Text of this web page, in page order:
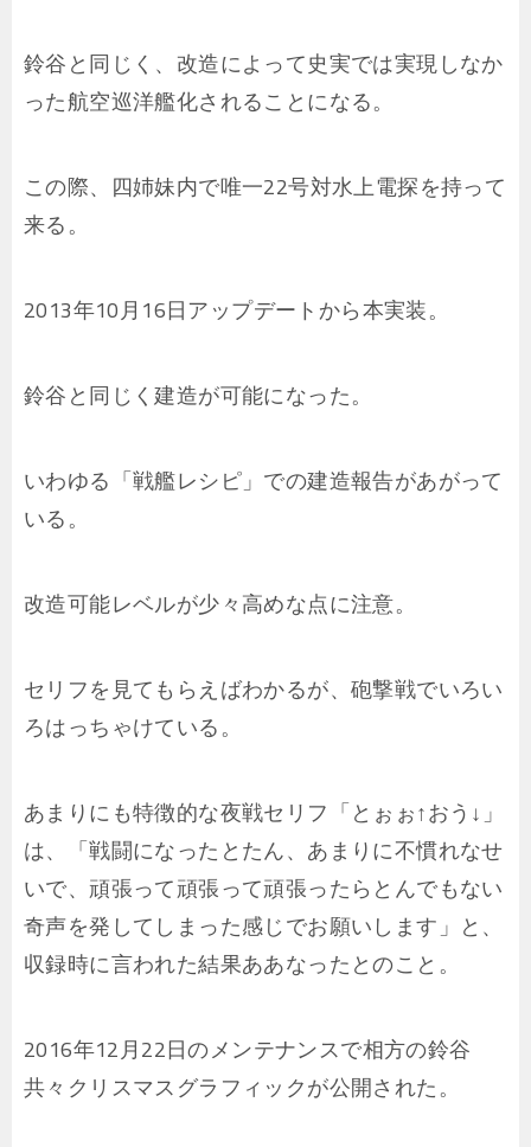
鈴谷と同じく、改造によって史実では実現しなか
った航空巡洋艦化されることになる。
この際、四姉妹内で唯一22号対水上電探を持って
来る。
2013年10月16日アップデートから本実装。
鈴谷と同じく建造が可能になった。
いわゆる「戦艦レシピ」での建造報告があがって
いる。
改造可能レベルが少々高めな点に注意。
セリフを見てもらえばわかるが、砲撃戦でいろい
ろはっちゃけている。
あまりにも特徴的な夜戦セリフ「とぉぉ↑おう↓」
は、「戦闘になったとたん、あまりに不慣れなせ
いで、頑張って頑張って頑張ったらとんでもない
奇声を発してしまった感じでお願いします」と、
収録時に言われた結果ああなったとのこと。
2016年12月22日のメンテナンスで相方の鈴谷
共々クリスマスグラフィックが公開された。